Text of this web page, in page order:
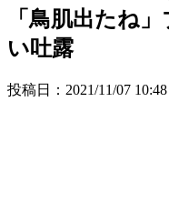
「鳥肌出たね
い吐露
投稿日：2021/11/07 10:48